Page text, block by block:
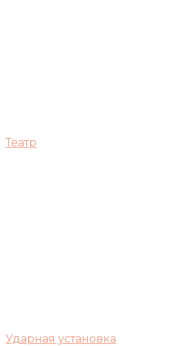
Театр
Ударная установка